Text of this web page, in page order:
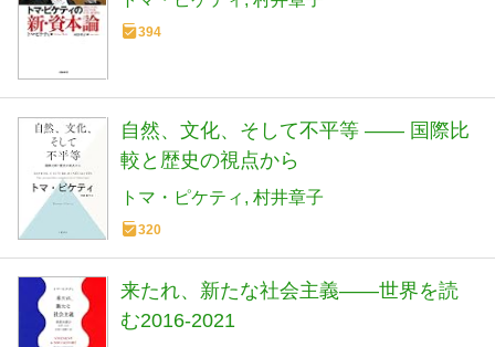
394
自然、文化、そして不平等 ―― 国際比
較と歴史の視点から
トマ・ピケティ 村井章子
320
来たれ、新たな社会主義――世界を読
む2016-2021